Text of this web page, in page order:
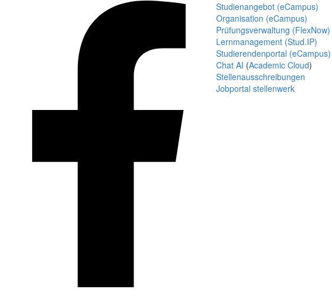
Studienangebot (eCampus)
Organisation (eCampus)
Prüfungsverwaltung (FlexNow)
Lernmanagement (Stud.IP)
Studierendenportal (eCampus)
Chat AI (Academic Cloud)
Stellenausschreibungen
Jobportal stellenwerk